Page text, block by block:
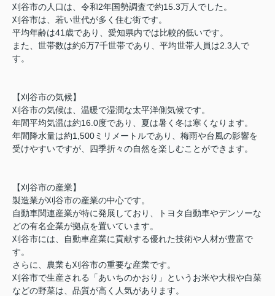
刈谷市の人口は、令和2年国勢調査で約15.3万人でした。
刈谷市は、若い世代が多く住む街です。
平均年齢は41歳であり、愛知県内では比較的低いです。
また、世帯数は約6万7千世帯であり、平均世帯人員は2.3人で
す。
【刈谷市の気候】
刈谷市の気候は、温暖で湿潤な太平洋側気候です。
年間平均気温は約16.0度であり、夏は暑く冬は寒くなります。
年間降水量は約1,500ミリメートルであり、梅雨や台風の影響を
受けやすいですが、四季折々の自然を楽しむことができます。
【刈谷市の産業】
製造業が刈谷市の産業の中心です。
自動車関連産業が特に発展しており、トヨタ自動車やデンソーな
どの有名企業が拠点を置いています。
刈谷市には、自動車産業に貢献する優れた技術や人材が豊富で
す。
さらに、農業も刈谷市の重要な産業です。
刈谷市で生産される「あいちのかおり」というお米や大根や白菜
などの野菜は、品質が高く人気があります。